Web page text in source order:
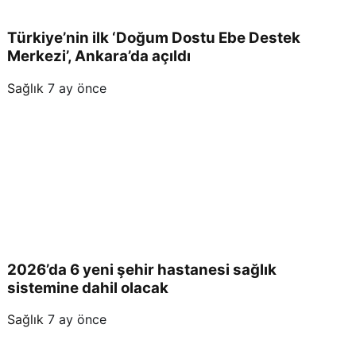
Türkiye’nin ilk ‘Doğum Dostu Ebe Destek
Merkezi’, Ankara’da açıldı
Sağlık 7 ay önce
2026’da 6 yeni şehir hastanesi sağlık
sistemine dahil olacak
Sağlık 7 ay önce